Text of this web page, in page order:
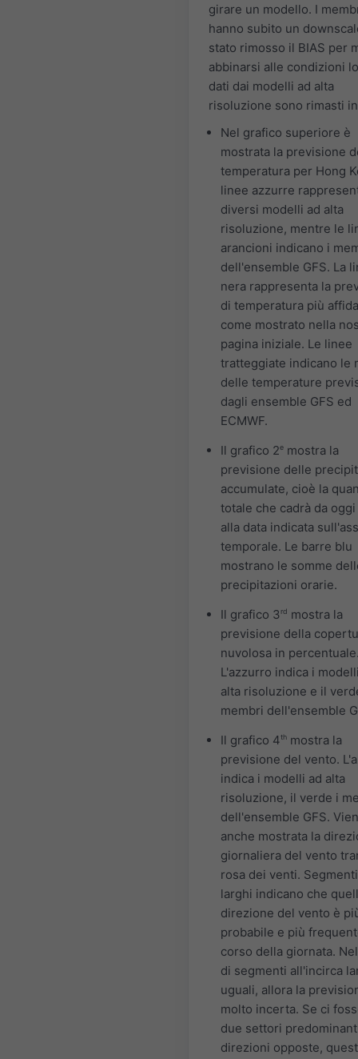
girare un modello. I
hanno subito un
stato rimosso il BIAS per
abbinarsi alle condizioni
dati dai modelli ad alta
risoluzione sono rimasti
Nel grafico superiore è
mostrata la previsione
temperatura per Hong
linee azzurre
diversi modelli ad alta
risoluzione, mentre le
arancioni indicano i
dell'ensemble GFS. La
nera rappresenta la
di temperatura più
come mostrato nella
pagina iniziale. Le linee
tratteggiate indicano le
delle temperature
dagli ensemble GFS ed
ECMWF.
Il grafico 2e mostra la
previsione delle
accumulate, cioè la
totale che cadrà da
alla data indicata
temporale. Le barre blu
mostrano le somme
precipitazioni orarie.
Il grafico 3rd mostra la
previsione della
nuvolosa in
L'azzurro indica i
alta risoluzione e il
membri dell'ensemble
Il grafico 4th mostra la
previsione del vento.
indica i modelli ad alta
risoluzione, il verde i
dell'ensemble GFS.
anche mostrata la
giornaliera del vento
rosa dei venti.
larghi indicano che
direzione del vento è
probabile e più
corso della giornata.
di segmenti all'incirca
uguali, allora la
molto incerta. Se ci
due settori
direzioni opposte,